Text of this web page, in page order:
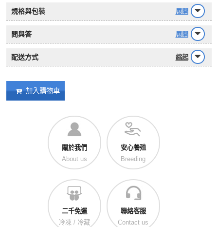
規格與包裝 展開
問與答 展開
配送方式 縮起
加入購物車
關於我們
About us
安心養殖
Breeding
二千免運
冷凍 / 冷藏
聯絡客服
Contact us